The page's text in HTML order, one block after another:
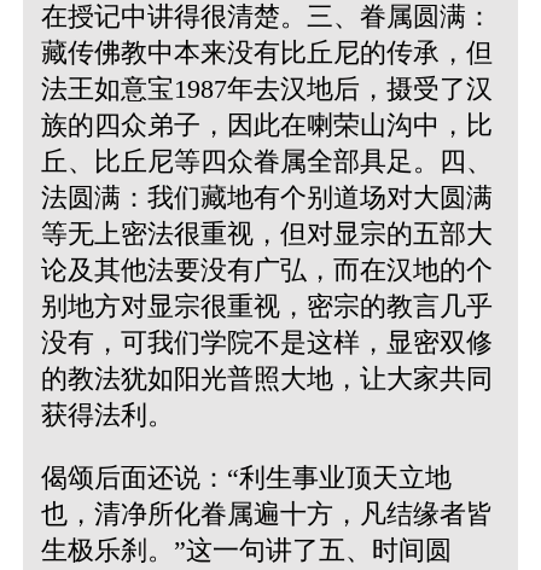
在授记中讲得很清楚。三、眷属圆满：
藏传佛教中本来没有比丘尼的传承，但
法王如意宝1987年去汉地后，摄受了汉
族的四众弟子，因此在喇荣山沟中，比
丘、比丘尼等四众眷属全部具足。四、
法圆满：我们藏地有个别道场对大圆满
等无上密法很重视，但对显宗的五部大
论及其他法要没有广弘，而在汉地的个
别地方对显宗很重视，密宗的教言几乎
没有，可我们学院不是这样，显密双修
的教法犹如阳光普照大地，让大家共同
获得法利。
偈颂后面还说：“利生事业顶天立地
也，清净所化眷属遍十方，凡结缘者皆
生极乐刹。”这一句讲了五、时间圆